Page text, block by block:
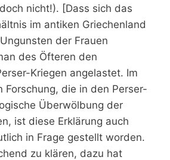
nicht!). [Dass sich das
im antiken Griechenland
der Frauen
des Öfteren den
Kriegen angelastet. Im
Forschung, die in den Perser-
Überwölbung der
ist diese Erklärung auch
in Frage gestellt worden.
zu klären, dazu hat